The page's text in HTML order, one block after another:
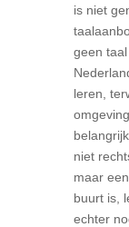
is niet
geen
leren,
niet
maar
buurt is,
echter